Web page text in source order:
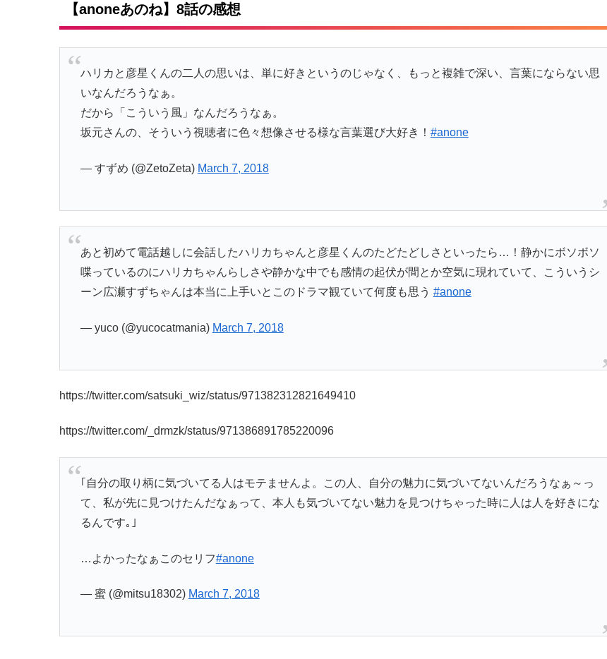
【anoneあのね】8話の感想
ハリカと彦星くんの二人の思いは、単に好きというのじゃなく、もっと複雑で深い、言葉にならない思
いなんだろうなぁ。
だから「こういう風」なんだろうなぁ。
坂元さんの、そういう視聴者に色々想像させる様な言葉選び大好き！ #anone
— すずめ (@ZetoZeta) March 7, 2018
あと初めて電話越しに会話したハリカちゃんと彦星くんのたどたどしさといったら…！静かにボソボソ
喋っているのにハリカちゃんらしさや静かな中でも感情の起伏が間とか空気に現れていて、こういうシ
ーン広瀬すずちゃんは本当に上手いとこのドラマ観ていて何度も思う #anone
— yuco (@yucocatmania) March 7, 2018
https://twitter.com/satsuki_wiz/status/971382312821649410
https://twitter.com/_drmzk/status/971386891785220096
｢自分の取り柄に気づいてる人はモテませんよ。この人、自分の魅力に気づいてないんだろうなぁ～っ
て、私が先に見つけたんだなぁって、本人も気づいてない魅力を見つけちゃった時に人は人を好きにな
るんです｡｣
…よかったなぁこのセリフ#anone
— 蜜 (@mitsu18302) March 7, 2018